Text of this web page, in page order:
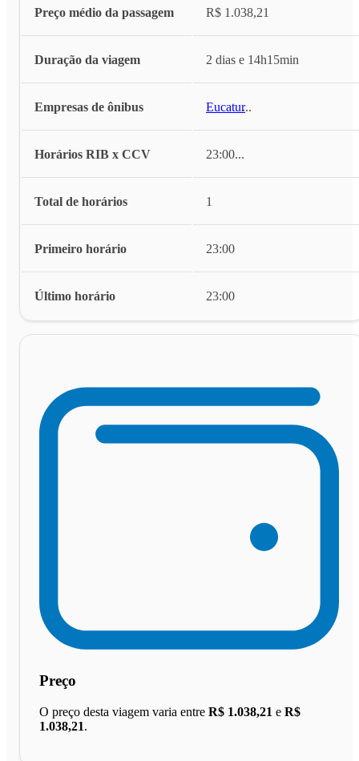
Preço médio da passagem R$ 1.038,21
Duração da viagem 2 dias e 14h15min
Empresas de ônibus Eucatur...
Horários RIB x CCV 23:00...
Total de horários 1
Primeiro horário 23:00
Último horário 23:00
Preço
O preço desta viagem varia entre R$ 1.038,21 e R$
1.038,21.